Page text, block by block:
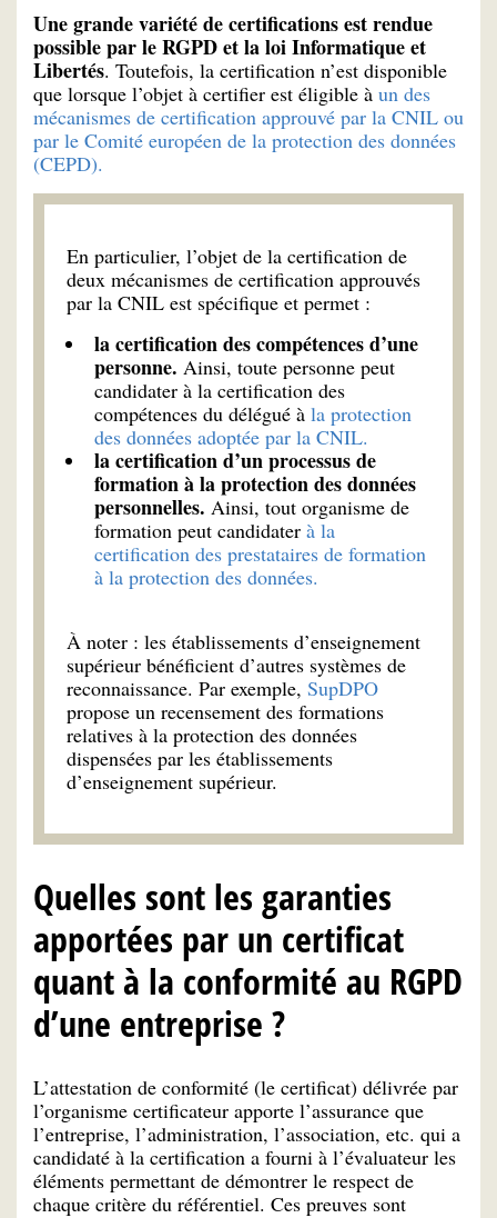
Une grande variété de certifications est rendue
possible par le RGPD et la loi Informatique et
Libertés. Toutefois, la certification n’est disponible
que lorsque l’objet à certifier est éligible à un des
mécanismes de certification approuvé par la CNIL ou
par le Comité européen de la protection des données
(CEPD).
En particulier, l’objet de la certification de
deux mécanismes de certification approuvés
par la CNIL est spécifique et permet :
la certification des compétences d’une
personne. Ainsi, toute personne peut
candidater à la certification des
compétences du délégué à la protection
des données adoptée par la CNIL.
la certification d’un processus de
formation à la protection des données
personnelles. Ainsi, tout organisme de
formation peut candidater à la
certification des prestataires de formation
à la protection des données.
À noter : les établissements d’enseignement
supérieur bénéficient d’autres systèmes de
reconnaissance. Par exemple, SupDPO
propose un recensement des formations
relatives à la protection des données
dispensées par les établissements
d’enseignement supérieur.
Quelles sont les garanties
apportées par un certificat
quant à la conformité au RGPD
d’une entreprise ?
L’attestation de conformité (le certificat) délivrée par
l’organisme certificateur apporte l’assurance que
l’entreprise, l’administration, l’association, etc. qui a
candidaté à la certification a fourni à l’évaluateur les
éléments permettant de démontrer le respect de
chaque critère du référentiel. Ces preuves sont